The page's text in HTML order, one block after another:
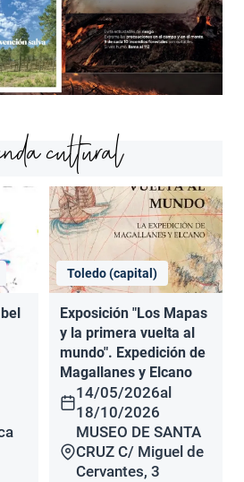
cultural
Toledo (capital)
Exposición "Los Mapas
y la primera vuelta al
mundo". Expedición de
Magallanes y Elcano
14/05/2026al
18/10/2026
MUSEO DE SANTA
CRUZ C/ Miguel de
Cervantes, 3